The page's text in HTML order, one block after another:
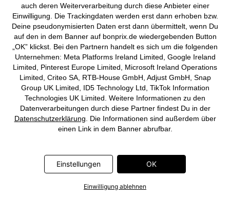
Shirtkleid aus reiner Baumwolle
CHF 26,95
Maxikleid mit V-Ausschnitt
CHF 58,95
auch deren Weiterverarbeitung durch diese Anbieter einer
Einwilligung. Die Trackingdaten werden erst dann erhoben bzw.
Deine pseudonymisierten Daten erst dann übermittelt, wenn Du
auf den in dem Banner auf bonprix.de wiedergebenden Button
„OK” klickst. Bei den Partnern handelt es sich um die folgenden
Unternehmen: Meta Platforms Ireland Limited, Google Ireland
Limited, Pinterest Europe Limited, Microsoft Ireland Operations
Limited, Criteo SA, RTB-House GmbH, Adjust GmbH, Snap
Group UK Limited, ID5 Technology Ltd, TikTok Information
Technologies UK Limited. Weitere Informationen zu den
Datenverarbeitungen durch diese Partner findest Du in der
Datenschutzerklärung . Die Informationen sind außerdem über
einen Link in dem Banner abrufbar.
Einstellungen OK
Einwilligung ablehnen